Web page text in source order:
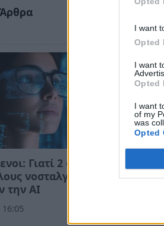
I want
Opted
I want
Opted
I want
of my
was
Opted
Γιατί 2 στους 3
νοσταλγούν τη
την ΑΙ
Ο